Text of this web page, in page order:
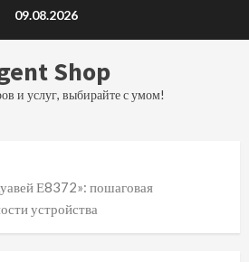
09.08.2026
Shop
и услуг, выбирайте с умом!
Е8372»: пошаговая
устройства